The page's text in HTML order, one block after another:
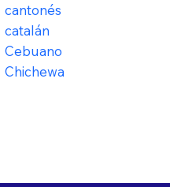
cantonés
catalán
Cebuano
Chichewa